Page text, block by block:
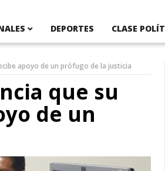
DEPORTES CLASE
apoyo de un prófugo de la justicia
que su
de un